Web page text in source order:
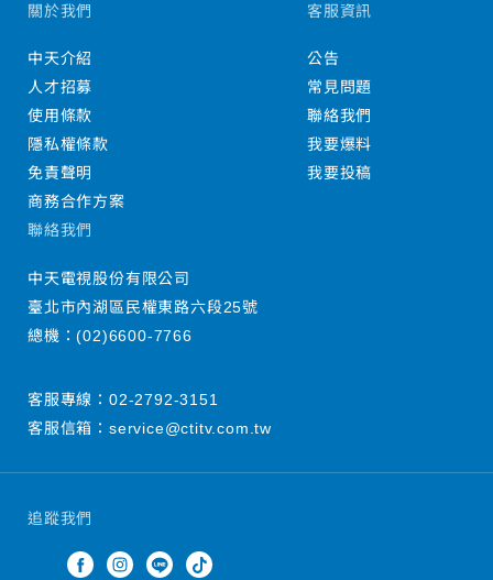
追蹤我們
關於我們
中天介紹
人才招募
使用條款
隱私權條款
免責聲明
商務合作方案
客服資訊
公告
常見問題
聯絡我們
我要爆料
我要投稿
聯絡我們
中天電視股份有限公司
臺北市內湖區民權東路六段25號
總機：(02)6600-7766
客服專線： 02-2792-3151
客服信箱： service@ctitv.com.tw